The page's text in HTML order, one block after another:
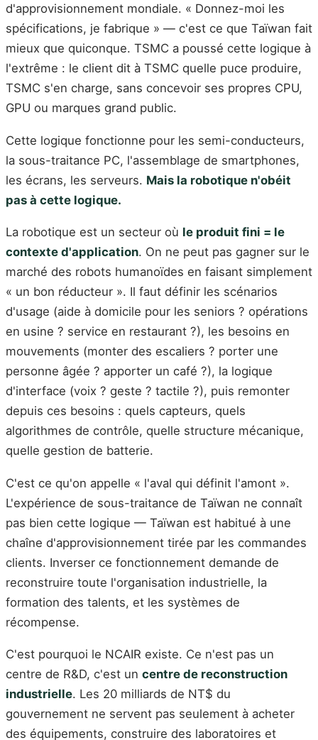
d'approvisionnement mondiale. « Donnez-moi les
spécifications, je fabrique » — c'est ce que Taïwan fait
mieux que quiconque. TSMC a poussé cette logique à
l'extrême : le client dit à TSMC quelle puce produire,
TSMC s'en charge, sans concevoir ses propres CPU,
GPU ou marques grand public.
Cette logique fonctionne pour les semi-conducteurs,
la sous-traitance PC, l'assemblage de smartphones,
les écrans, les serveurs. Mais la robotique n'obéit
pas à cette logique.
La robotique est un secteur où le produit fini = le
contexte d'application. On ne peut pas gagner sur le
marché des robots humanoïdes en faisant simplement
« un bon réducteur ». Il faut définir les scénarios
d'usage (aide à domicile pour les seniors ? opérations
en usine ? service en restaurant ?), les besoins en
mouvements (monter des escaliers ? porter une
personne âgée ? apporter un café ?), la logique
d'interface (voix ? geste ? tactile ?), puis remonter
depuis ces besoins : quels capteurs, quels
algorithmes de contrôle, quelle structure mécanique,
quelle gestion de batterie.
C'est ce qu'on appelle « l'aval qui définit l'amont ».
L'expérience de sous-traitance de Taïwan ne connaît
pas bien cette logique — Taïwan est habitué à une
chaîne d'approvisionnement tirée par les commandes
clients. Inverser ce fonctionnement demande de
reconstruire toute l'organisation industrielle, la
formation des talents, et les systèmes de
récompense.
C'est pourquoi le NCAIR existe. Ce n'est pas un
centre de R&D, c'est un centre de reconstruction
industrielle. Les 20 milliards de NT$ du
gouvernement ne servent pas seulement à acheter
des équipements, construire des laboratoires et